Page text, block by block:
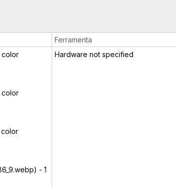
Ferramenta
color
color
color
- 1
Hardware not specified